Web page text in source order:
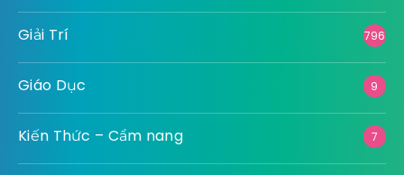
Giải Trí 796
Giáo Dục 9
Kiến Thức – Cẩm nang 7